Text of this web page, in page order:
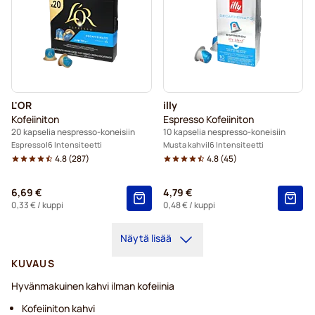
L'OR
Kofeiiniton
20 kapselia nespresso-koneisiin
Espresso 6 Intensiteetti
4.8(287)
6,69 €
0,33 €/ kuppi
illy
Espresso Kofeiiniton
10 kapselia nespresso-koneisiin
Musta kahvi 6 Intensiteetti
4.8(45)
4,79 €
0,48 €/ kuppi
Näytä lisää
KUVAUS
Hyvänmakuinen kahvi ilman kofeiinia
Kofeiiniton kahvi